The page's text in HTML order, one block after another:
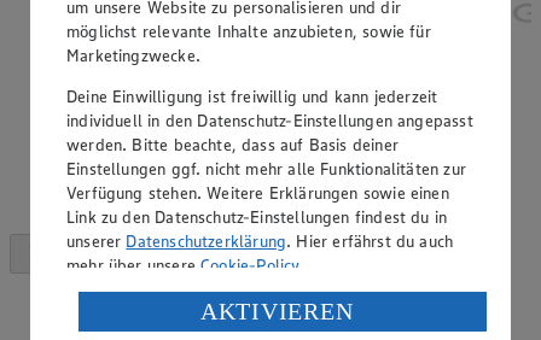
um unsere Website zu personalisieren und dir
möglichst relevante Inhalte anzubieten, sowie für
Marketingzwecke.
Deine Einwilligung ist freiwillig und kann jederzeit
individuell in den Datenschutz-Einstellungen angepasst
werden. Bitte beachte, dass auf Basis deiner
Einstellungen ggf. nicht mehr alle Funktionalitäten zur
Verfügung stehen. Weitere Erklärungen sowie einen
Link zu den Datenschutz-Einstellungen findest du in
unserer Datenschutzerklärung. Hier erfährst du auch
mehr über unsereCookie-Policy.
Verarbeitung deiner personenbezogenen Daten in den
USA durch Facebook und YouTube:
AKTIVIEREN